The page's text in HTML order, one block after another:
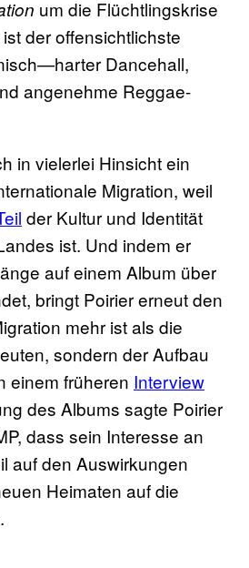
um die Flüchtlingskrise
der offensichtlichste
Dancehall,
angenehme Reggae-
in vielerlei Hinsicht ein
Migration, weil
der Kultur und Identität
ist. Und indem er
auf einem Album über
bringt Poirier erneut den
mehr ist als die
sondern der Aufbau
einem früheren Interview
des Albums sagte Poirier
dass sein Interesse an
auf den Auswirkungen
Heimaten auf die